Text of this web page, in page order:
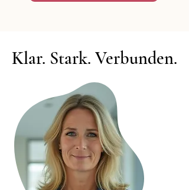
Klar. Stark. Verbunden.
Klar. Stark. Verbunden.